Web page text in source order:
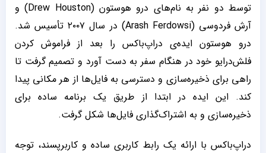
توسط دو نفر به نام‌های درو هوستون (Drew Houston) و
آرش فردوسی (Arash Ferdowsi) در سال ۲۰۰۷ تأسیس شد.
درو هوستون ایده‌ی دراپ‌باکس را بعد از فراموش کردن
فلش‌درایو خود در هنگام سفر به دست آورد و تصمیم گرفت تا
راهی برای ذخیره‌سازی و دسترسی به فایل‌ها از هر مکانی پیدا
کند. این ایده در ابتدا از طریق یک برنامه ساده برای
ذخیره‌سازی و به اشتراک‌گذاری فایل‌ها شکل گرفت.
دراپ‌باکس با ارائه یک رابط کاربری ساده و کاربرپسند، توجه